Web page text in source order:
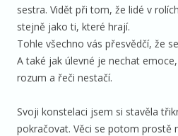
sestra. Vidět při tom, že lidé v
stejně jako ti, které hrají.
Tohle všechno vás přesvědčí, že
A také jak úlevné je nechat
rozum a řeči nestačí.
Svoji konstelaci jsem si stavěla
pokračovat. Věci se potom prostě